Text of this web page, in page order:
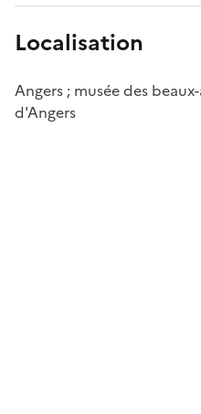
Localisation
Angers ; musée des
d'Angers